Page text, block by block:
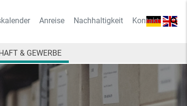
Anreise Nachhaltigkeit Kontakt
& GEWERBE